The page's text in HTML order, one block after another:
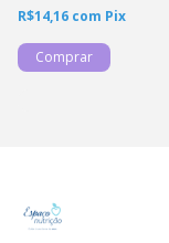
R$14,16 com Pix